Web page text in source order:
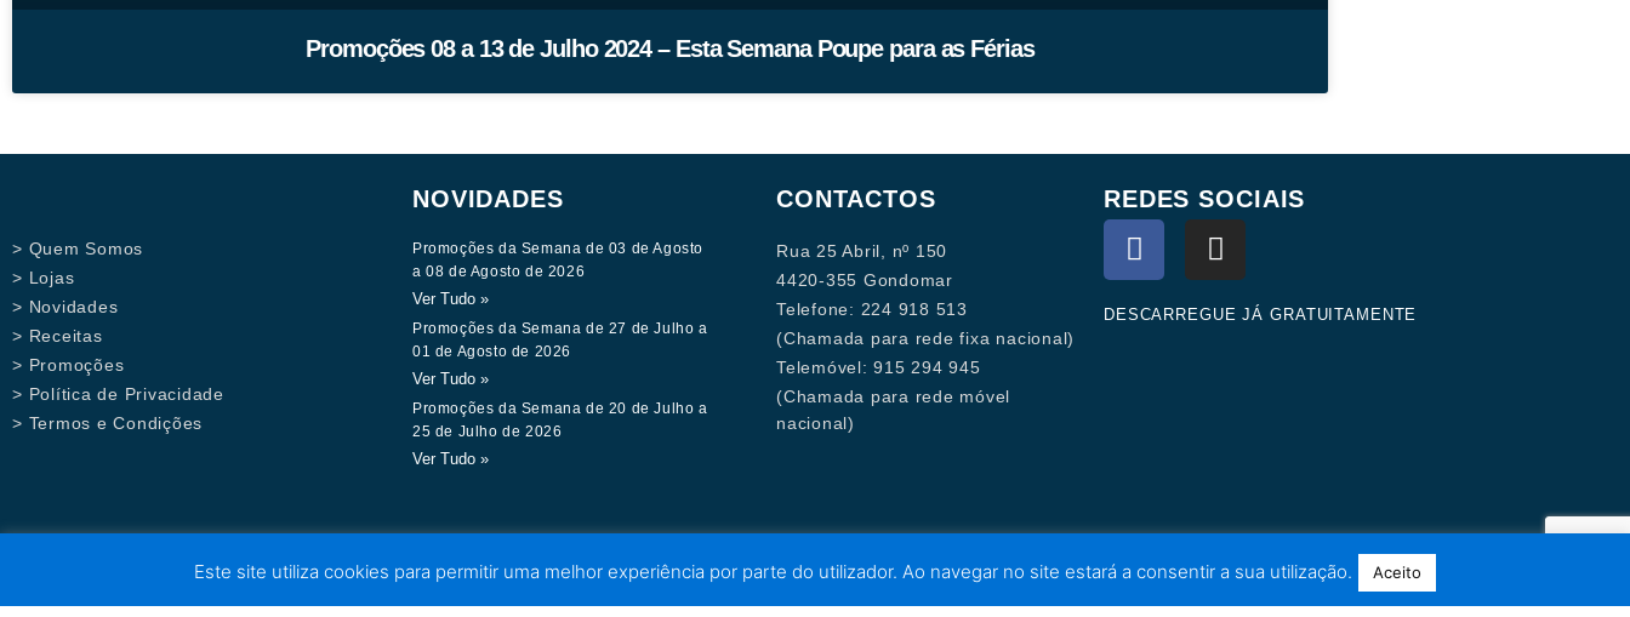
Promoções 08 a 13 de Julho 2024 – Esta Semana Poupe para as Férias
> Quem Somos
> Lojas
> Novidades
> Receitas
> Promoções
> Política de Privacidade
> Termos e Condições
NOVIDADES
Promoções da Semana de 03 de Agosto
a 08 de Agosto de 2026
Ver Tudo »
Promoções da Semana de 27 de Julho a
01 de Agosto de 2026
Ver Tudo »
Promoções da Semana de 20 de Julho a
25 de Julho de 2026
Ver Tudo »
CONTACTOS
Rua 25 Abril, nº 150
4420-355 Gondomar
Telefone: 224 918 513
(Chamada para rede fixa nacional)
Telemóvel: 915 294 945
(Chamada para rede móvel
nacional)
REDES SOCIAIS
F
a
c
e
I
n
s
t
DESCARREGUE JÁ GRATUITAMENTE
Este site utiliza cookies para permitir uma melhor experiência por parte do utilizador. Ao navegar no site estará a consentir a sua utilização. Aceito